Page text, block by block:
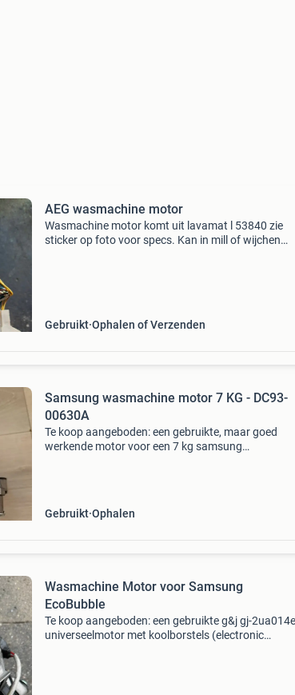
AEG wasmachine motor
Wasmachine motor komt uit lavamat l 53840 zie
sticker op foto voor specs. Kan in mill of wijchen
Gebruikt Ophalen of Verzenden
Samsung wasmachine motor 7 KG - DC93-
00630A
Te koop aangeboden: een gebruikte, maar goed
werkende motor voor een 7 kg samsung
Gebruikt Ophalen
Wasmachine Motor voor Samsung
EcoBubble
Te koop aangeboden: een gebruikte g&j gj-2ua014e
universeelmotor met koolborstels (electronic